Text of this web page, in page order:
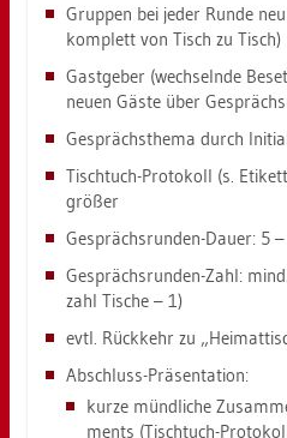
Grup­pen bei jeder Runde
kom­plett von Tisch zu Tisch)
Gast­ge­ber (wech­seln­de
neuen Gäste über
Ge­sprächs­the­ma durch
Tisch­tuch-Pro­to­koll (s.
grö­ßer
Ge­sprächs­run­den-Dauer: 5
Ge­sprächs­run­den-Zahl:
zahl Ti­sche – 1)
evtl. Rück­kehr zu
Ab­schluss-Prä­sen­ta­ti­on:
kurze münd­li­che
ments (Tisch­tuch-